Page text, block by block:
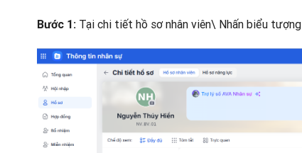
Bước 1: Tại chi tiết hồ sơ nhân viên\ Nhấn biểu tượng